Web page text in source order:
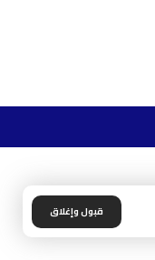
قبول وإغلاق